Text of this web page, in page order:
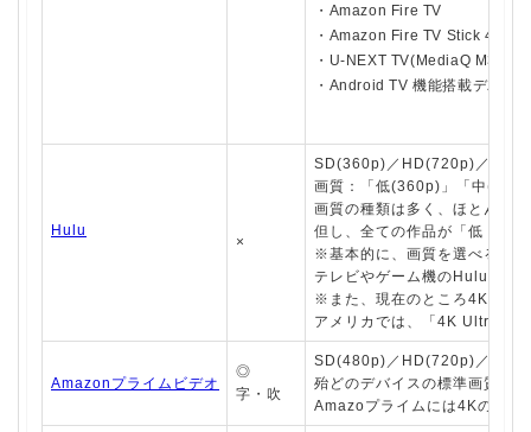
・Amazon Fire TV
・Amazon Fire TV Stick 4K
・U-NEXT TV(MediaQ M380)
・Android TV 機能搭載デバイス
Hulu
×
SD(360p)／HD(720p)／フル
画質：「低(360p)」「中
画質の種類は多く、ほとんど
但し、全ての作品が「低・中
※基本的に、画質を選べるの
テレビやゲーム機のHuluアプ
※また、現在のところ4Kの画
アメリカでは、「4K Ultra HD
Amazonプライムビデオ
◎
字・吹
SD(480p)／HD(720p)／フル
殆どのデバイスの標準画質は
Amazoプライムには4Kの作品